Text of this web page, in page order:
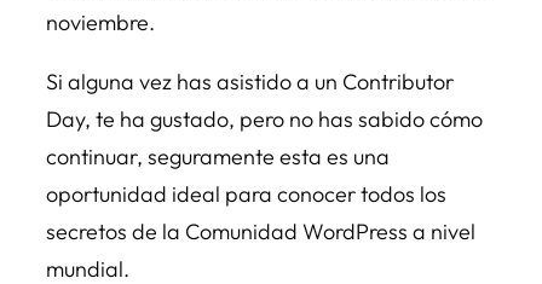
noviembre.
Si alguna vez has asistido a un Contributor
Day, te ha gustado, pero no has sabido cómo
continuar, seguramente esta es una
oportunidad ideal para conocer todos los
secretos de la Comunidad WordPress a nivel
mundial.